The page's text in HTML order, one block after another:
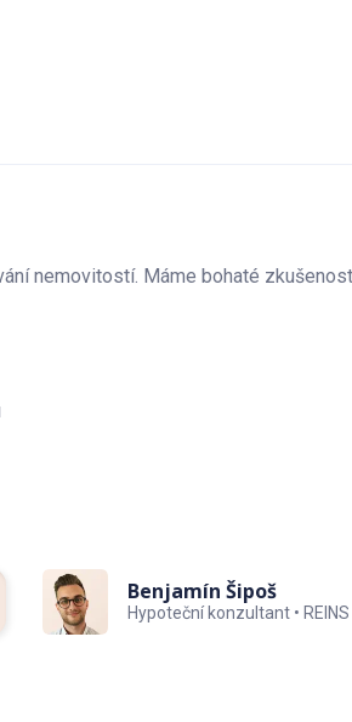
specialisty, takže Vás nečekají žádná
nemovitostí. Máme bohaté
Benjamín Šipoš
Hypoteční konzultant •